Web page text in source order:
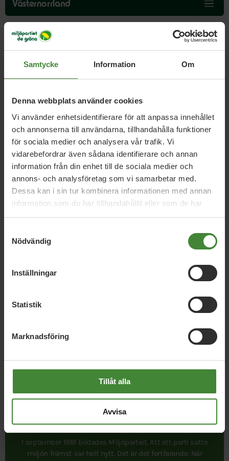
Samtycke Information Om
Denna webbplats använder cookies
Vi använder enhetsidentifierare för att anpassa innehållet
och annonserna till användarna, tillhandahålla funktioner
för sociala medier och analysera vår trafik. Vi
vidarebefordrar även sådana identifierare och annan
information från din enhet till de sociala medier och
annons- och analysföretag som vi samarbetar med.
Dessa kan i sin tur kombinera informationen med annan
information som du har tillhandahållit eller som de har
samlat in när du har använt deras tjänster.
Nödvändig
Inställningar
Statistik
Marknadsföring
Tillåt alla
Avvisa
över
menyn
Västernorrland
After work med albanska vänner
Albanien.
Dela denna sida och hjälp oss
attsprida vårt budskap
I september 1981 bildades Miljöpartiet. Att ett parti satte
miljön främst var helt nytt. Det är det fortfarande. När